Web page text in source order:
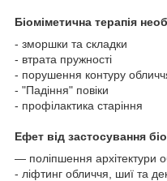
Біоміметична терапія
- зморшки та складки
- втрата пружності
- порушення контуру
- "Падіння" повіки
- профілактика старіння
Ефет від застосування
— поліпшення архітектури
- ліфтинг обличчя, шиї та